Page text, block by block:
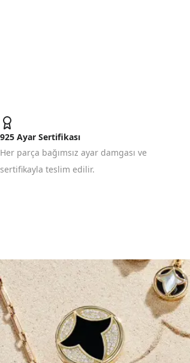
925 Ayar Sertifikası
Her parça bağımsız ayar damgası ve
sertifikayla teslim edilir.